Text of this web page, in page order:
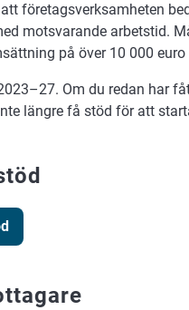
företagsverksamheten
motsvarande arbetstid.
på över 10 000 euro
Om du redan har
längre få stöd för att